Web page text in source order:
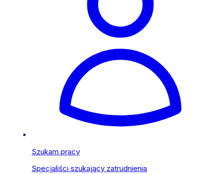
Szukam pracy
Specjaliści szukający zatrudnienia